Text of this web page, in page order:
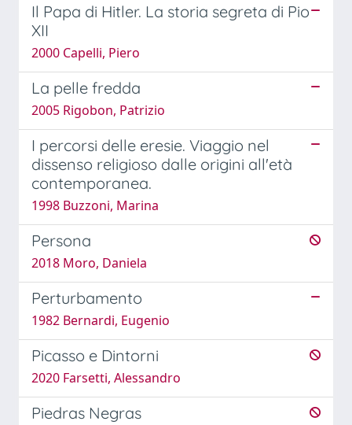
Il Papa di Hitler. La storia segreta di Pio
XII
2000 Capelli, Piero
La pelle fredda
2005 Rigobon, Patrizio
I percorsi delle eresie. Viaggio nel
dissenso religioso dalle origini all'età
contemporanea.
1998 Buzzoni, Marina
Persona
2018 Moro, Daniela
Perturbamento
1982 Bernardi, Eugenio
Picasso e Dintorni
2020 Farsetti, Alessandro
Piedras Negras